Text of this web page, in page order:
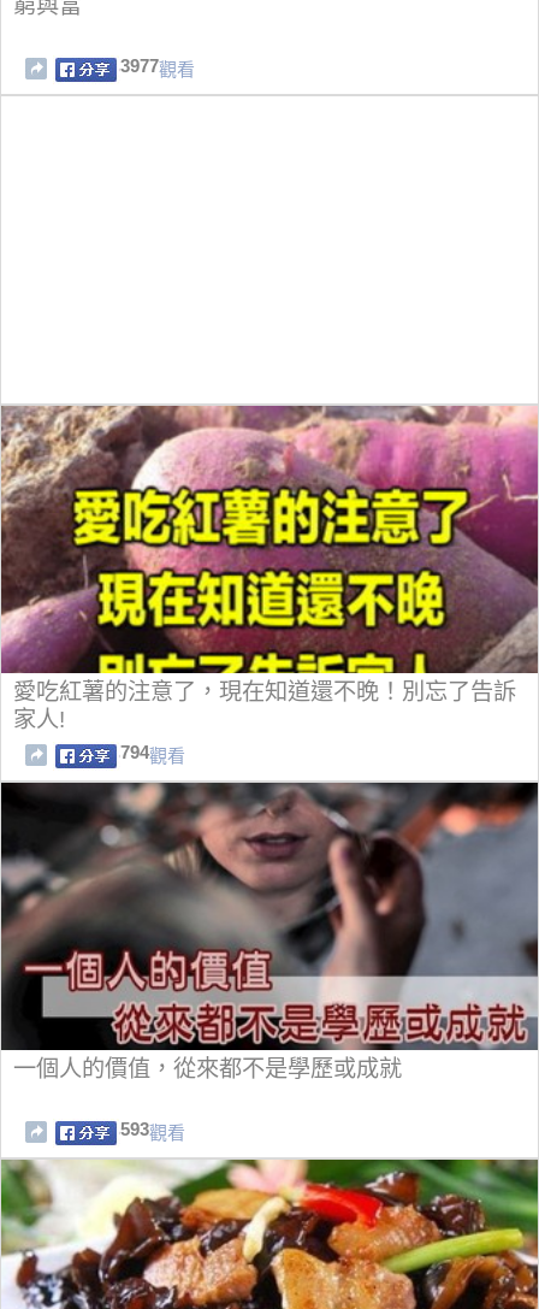
窮與富
3977觀看
愛吃紅薯的注意了，現在知道還不晚！別忘了告訴
家人!
794觀看
一個人的價值，從來都不是學歷或成就
593觀看